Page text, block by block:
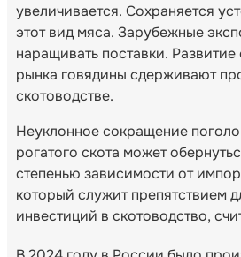
увеличивается. Сохраняется
этот вид мяса. Зарубежные
наращивать поставки. Развитие
рынка говядины сдерживают
скотоводстве.
Неуклонное сокращение
рогатого скота может
степенью зависимости от
который служит препятствием
инвестиций в скотоводство,